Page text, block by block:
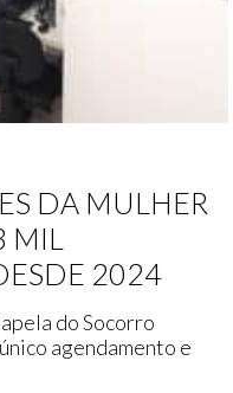
DA MULHER
2024
do Socorro
agendamento e